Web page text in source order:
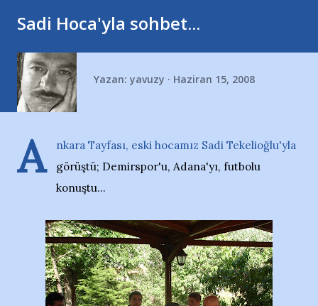
Sadi Hoca'yla sohbet...
Yazan: yavuzy Haziran 15, 2008
A
nkara Tayfası, eski hocamız Sadi Tekelioğlu'yla
görüştü; Demirspor'u, Adana'yı, futbolu
konuştu...